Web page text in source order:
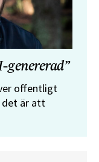
genererad”
offentligt
det är att